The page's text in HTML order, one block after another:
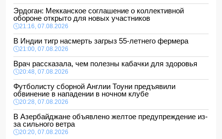
Эрдоган: Мекканское соглашение о коллективной
обороне открыто для новых участников
21:16, 07.08.2026
В Индии тигр насмерть загрыз 55-летнего фермера
21:00, 07.08.2026
Врач рассказала, чем полезны кабачки для здоровья
20:48, 07.08.2026
Футболисту сборной Англии Тоуни предъявили
обвинение в нападении в ночном клубе
20:28, 07.08.2026
В Азербайджане объявлено желтое предупреждение из-
за сильного ветра
20:20, 07.08.2026